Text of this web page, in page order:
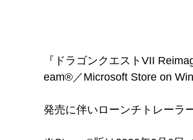
『ドラゴンクエストVII
eam®／Microsoft Store on
発売に伴いローンチトレーラ